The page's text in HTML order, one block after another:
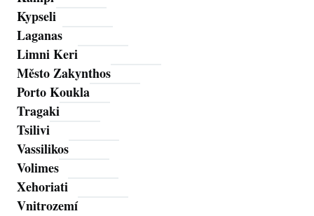
Kypseli
Laganas
Limni Keri
Město Zakynthos
Porto Koukla
Tragaki
Tsilivi
Vassilikos
Volimes
Xehoriati
Vnitrozemí